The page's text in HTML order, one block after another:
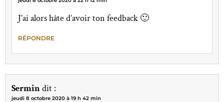
J’ai alors hâte d’avoir ton feedback 🙂
RÉPONDRE
Sermindit :
jeudi 8 octobre 2020 à 19 h 42 min